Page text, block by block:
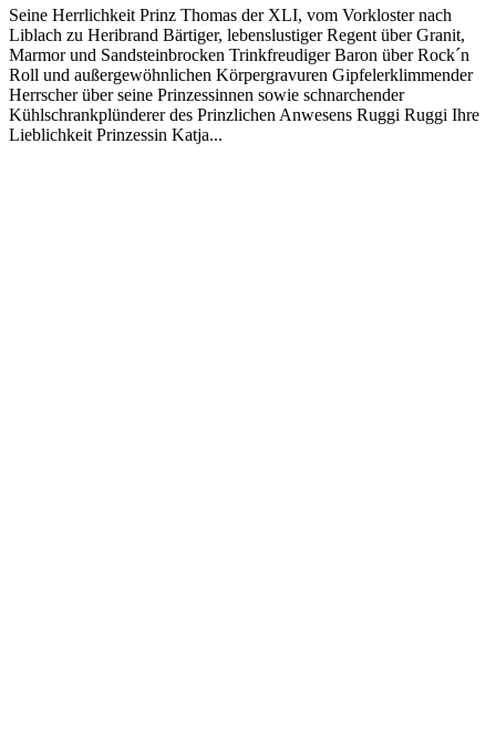
Seine Herrlichkeit Prinz Thomas der XLI, vom Vorkloster nach
Liblach zu Heribrand Bärtiger, lebenslustiger Regent über Granit,
Marmor und Sandsteinbrocken Trinkfreudiger Baron über Rock´n
Roll und außergewöhnlichen Körpergravuren Gipfelerklimmender
Herrscher über seine Prinzessinnen sowie schnarchender
Kühlschrankplünderer des Prinzlichen Anwesens Ruggi Ruggi Ihre
Lieblichkeit Prinzessin Katja...